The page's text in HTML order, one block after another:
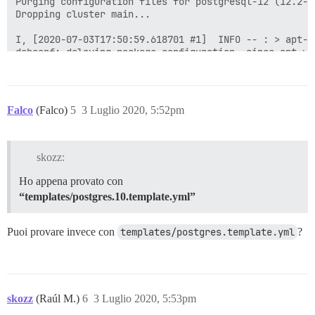
Falco (Falco) 3 Luglio 2020, 5:52pm
5
skozz:
Ho appena provato con
“templates/postgres.10.template.yml”
Puoi provare invece con templates/postgres.template.yml ?
skozz (Raúl M.) 3 Luglio 2020, 5:53pm
6